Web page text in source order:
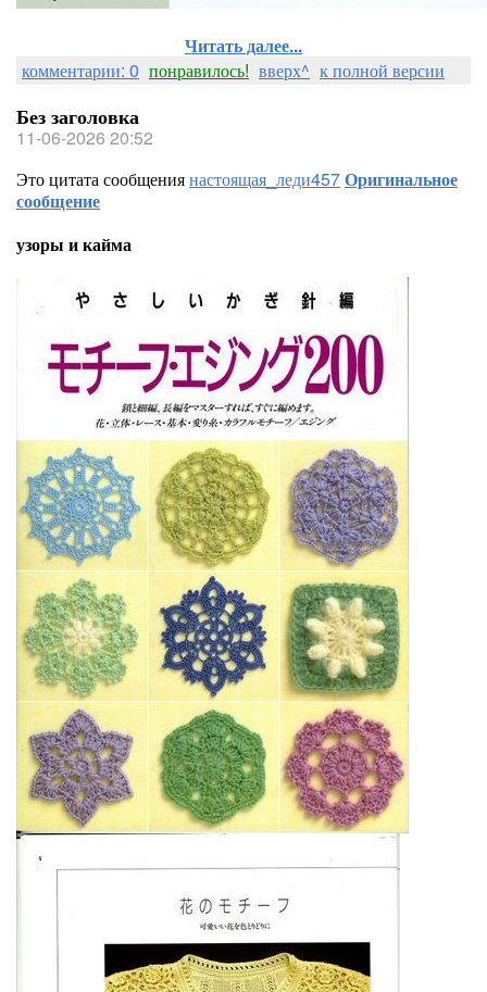
Читать далее...
комментарии: 0 понравилось! вверх^ к полной версии
Без заголовка
11-06-2026 20:52
Это цитата сообщениянастоящая_леди457Оригинальное
сообщение
узоры и кайма